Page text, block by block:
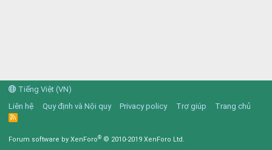
Tiếng Việt (VN)
Liên hệ
Quy định và Nội quy Privacy policy Trợ giúp Trang chủ
R
S
Forum software by XenForo® © 2010-2019 XenForo Ltd.